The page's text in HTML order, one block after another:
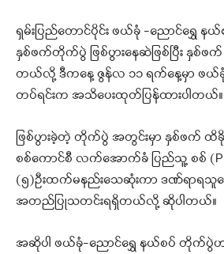
ရှမ်းပြည်တောင်ပိုင်း ဖယ်ခုံ -ညောင်ရွှေ
နှစ်ဖက်တိုက်ပွဲ ဖြစ်ပွားနေဆဲဖြစ်ပြီး နှစ်
တယ်လို့ ဒီကနေ့ ဇွန်လ ၁၁ ရက်နေ့မှာ ဖယ်ခုံ
တပ်ရင်းက အသိပေးထုတ်ပြန်ထားပါတယ်။
ဖြစ်ပွားခဲ့တဲ့ တိုက်ပွဲ အတွင်းမှာ နှစ်ဖက် ထိ
စစ်ကောင်စီ လက်အောက်ခံ ပြည်သူ့ စစ်
(၅)ဦးထက်မနည်းသေဆုံးကာ ဒဏ်ရာရသူတွ
အတည်ပြုသတင်းရရှိတယ်လို့ ဆိုပါတယ်။
အဆိုပါ ဖယ်ခုံ-ညောင်ရွှေ နယ်စပ် တိုက်ပွဲဟ